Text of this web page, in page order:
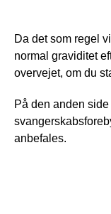
Da det som regel
normal graviditet
overvejet, om du
På den anden
anbefales.